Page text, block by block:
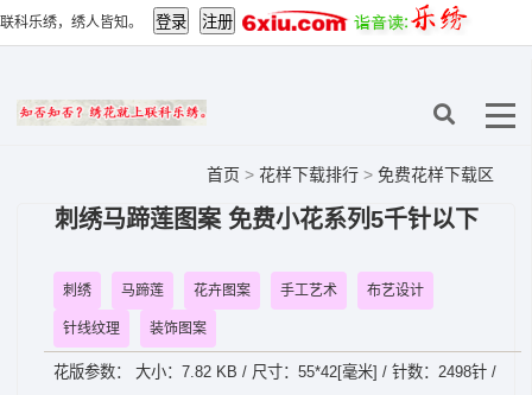
联科乐绣，绣人皆知。
首页 > 花样下载排行 > 免费花样下载区
刺绣马蹄莲图案 免费小花系列5千针以下
刺绣 马蹄莲 花卉图案 手工艺术 布艺设计
针线纹理 装饰图案
花版参数： 大小：7.82 KB / 尺寸：55*42[毫米] / 针数：2498针 /